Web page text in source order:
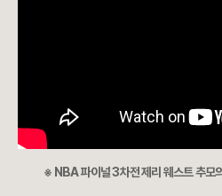
※ NBA 파이널 3차전 제리 웨스트 추모